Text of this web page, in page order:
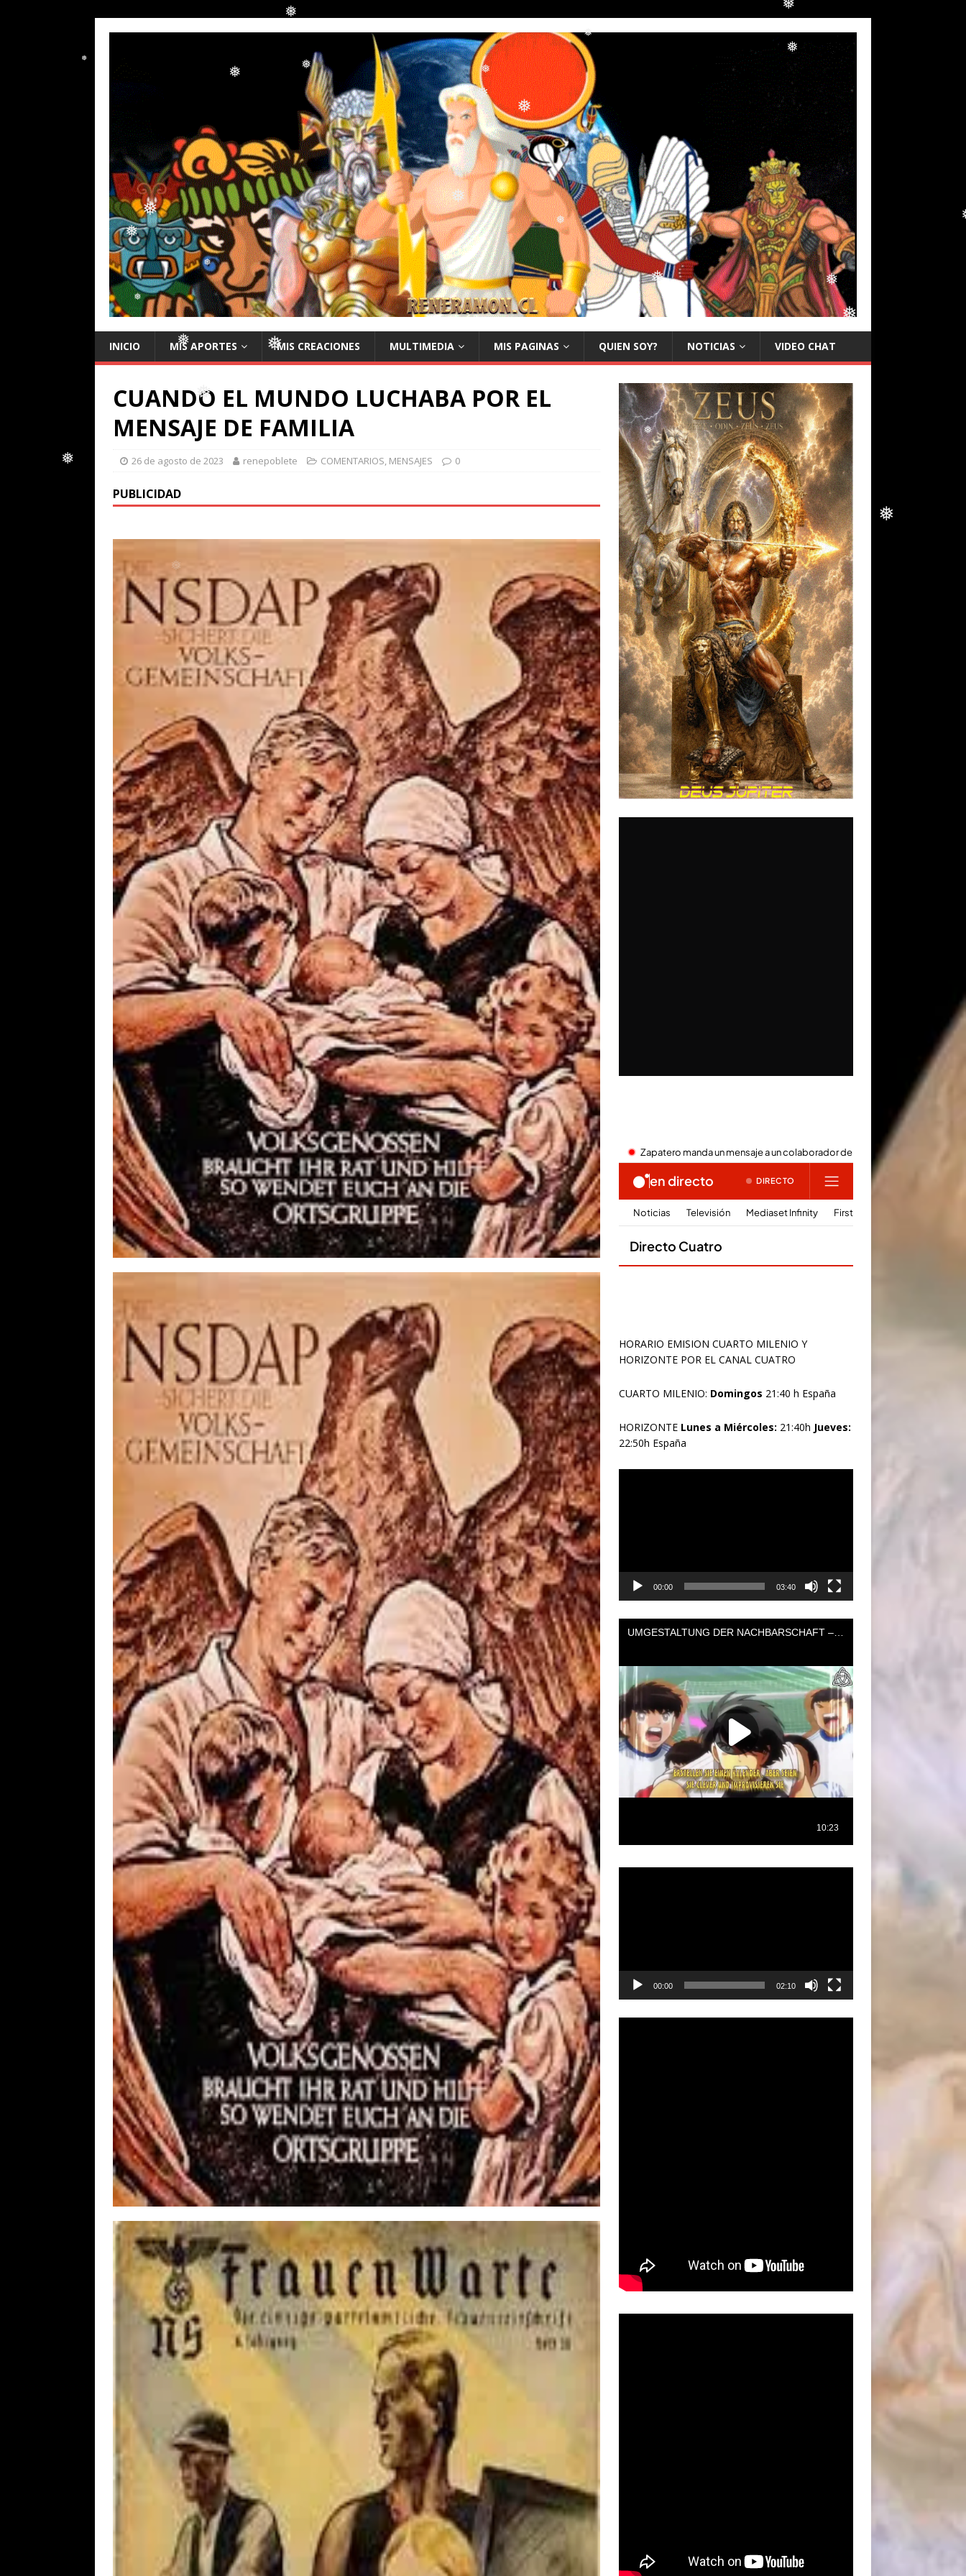
❅
❅
❅
❅
❅
❅
❅
❅
❅
❅
❅
❅
❅
❅ ❅
❅
❅
❅
❅
❅
INICIO MIS APORTES MIS CREACIONES MULTIMEDIA MIS PAGINAS QUIEN SOY? NOTICIAS VIDEO CHAT
CUANDO EL MUNDO LUCHABA POR EL
MENSAJE DE FAMILIA
26 de agosto de 2023 renepoblete COMENTARIOS, MENSAJES 0
PUBLICIDAD
HORARIO EMISION CUARTO MILENIO Y
HORIZONTE POR EL CANAL CUATRO
CUARTO MILENIO: Domingos 21:40 h España
HORIZONTE Lunes a Miércoles: 21:40h Jueves:
22:50h España
00:00 03:40
00:00 02:10